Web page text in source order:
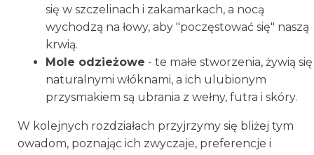
się w szczelinach i zakamarkach, a nocą
wychodzą na łowy, aby "poczęstować się" naszą
krwią.
Mole odzieżowe - te małe stworzenia, żywią się
naturalnymi włóknami, a ich ulubionym
przysmakiem są ubrania z wełny, futra i skóry.
W kolejnych rozdziałach przyjrzymy się bliżej tym
owadom, poznając ich zwyczaje, preferencje i